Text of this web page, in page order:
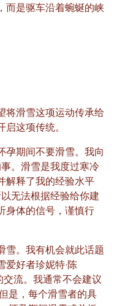
而是驱车沿着蜿蜒的峡
将滑雪这项运动传承给
这项传统。
孕期间不要滑雪。我向
。滑雪是我度过寒冷
解释了我的经验水平
无法根据经验给你建
身体的信号，谨慎行
雪。我有机会就此话题
爱好者珍妮特·陈
流。 我通常不会建议
是，每个滑雪者的具